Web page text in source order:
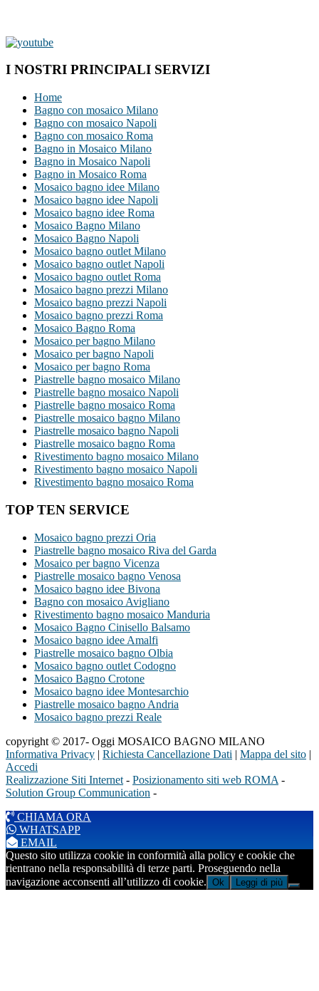
I NOSTRI PRINCIPALI SERVIZI
Home
Bagno con mosaico Milano
Bagno con mosaico Napoli
Bagno con mosaico Roma
Bagno in Mosaico Milano
Bagno in Mosaico Napoli
Bagno in Mosaico Roma
Mosaico bagno idee Milano
Mosaico bagno idee Napoli
Mosaico bagno idee Roma
Mosaico Bagno Milano
Mosaico Bagno Napoli
Mosaico bagno outlet Milano
Mosaico bagno outlet Napoli
Mosaico bagno outlet Roma
Mosaico bagno prezzi Milano
Mosaico bagno prezzi Napoli
Mosaico bagno prezzi Roma
Mosaico Bagno Roma
Mosaico per bagno Milano
Mosaico per bagno Napoli
Mosaico per bagno Roma
Piastrelle bagno mosaico Milano
Piastrelle bagno mosaico Napoli
Piastrelle bagno mosaico Roma
Piastrelle mosaico bagno Milano
Piastrelle mosaico bagno Napoli
Piastrelle mosaico bagno Roma
Rivestimento bagno mosaico Milano
Rivestimento bagno mosaico Napoli
Rivestimento bagno mosaico Roma
TOP TEN SERVICE
Mosaico bagno prezzi Oria
Piastrelle bagno mosaico Riva del Garda
Mosaico per bagno Vicenza
Piastrelle mosaico bagno Venosa
Mosaico bagno idee Bivona
Bagno con mosaico Avigliano
Rivestimento bagno mosaico Manduria
Mosaico Bagno Cinisello Balsamo
Mosaico bagno idee Amalfi
Piastrelle mosaico bagno Olbia
Mosaico bagno outlet Codogno
Mosaico Bagno Crotone
Mosaico bagno idee Montesarchio
Piastrelle mosaico bagno Andria
Mosaico bagno prezzi Reale
copyright © 2017- Oggi MOSAICO BAGNO MILANO
Informativa Privacy | Richiesta Cancellazione Dati | Mappa del sito |
Accedi
Realizzazione Siti Internet - Posizionamento siti web ROMA -
Solution Group Communication -
CHIAMA ORA
WHATSAPP
EMAIL
Questo sito utilizza cookie in conformità alla policy e cookie che
rientrano nella responsabilità di terze parti. Proseguendo nella
navigazione acconsenti all’utilizzo di cookie. Ok Leggi di più